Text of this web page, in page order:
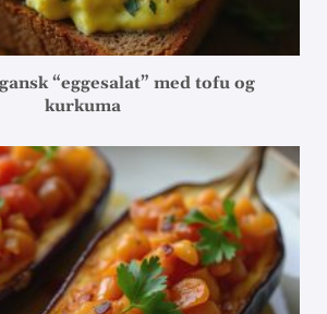
“eggesalat” med tofu og
kurkuma